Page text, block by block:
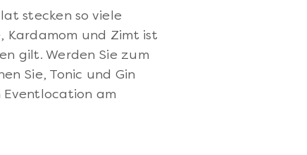
stecken so viele
Kardamom und Zimt ist
gilt. Werden Sie zum
Sie, Tonic und Gin
Eventlocation am